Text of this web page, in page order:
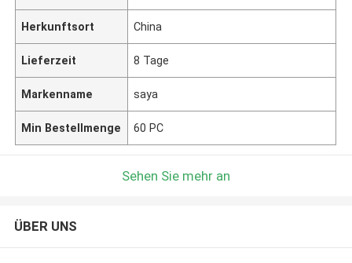
Herkunftsort China
Lieferzeit 8 Tage
Markenname saya
Min Bestellmenge 60 PC
Sehen Sie mehr an
ÜBER UNS